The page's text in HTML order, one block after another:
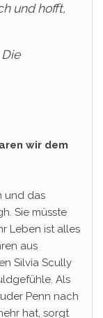
und hofft,
wir dem
und das
Sie müsste
Leben ist alles
aus
Silvia Scully
Als
Penn nach
hat, sorgt